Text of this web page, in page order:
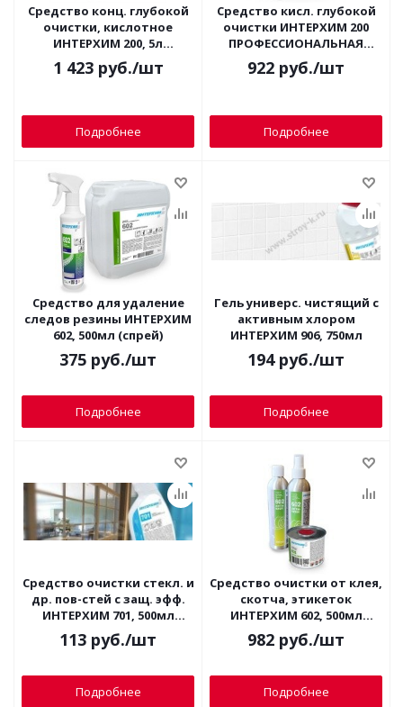
Средство конц. глубокой
очистки, кислотное
ИНТЕРХИМ 200, 5л
(послестрой)
1 423руб./шт
Подробнее
Средство кисл. глубокой
очистки ИНТЕРХИМ 200
ПРОФЕССИОНАЛЬНАЯ
КУХНЯ, 5л
922 руб./шт
Подробнее
Средство для удаление
следов резины ИНТЕРХИМ
602, 500мл (спрей)
375 руб./шт
Подробнее
Гель универс. чистящий с
активным хлором
ИНТЕРХИМ 906, 750мл
194руб./шт
Подробнее
Средство очистки стекл. и
др. пов-стей с защ. эфф.
ИНТЕРХИМ 701, 500мл
(спрей)
113 руб./шт
Подробнее
Средство очистки от клея,
скотча, этикеток
ИНТЕРХИМ 602, 500мл
(антиклей) металл. банка
982 руб./шт
Подробнее